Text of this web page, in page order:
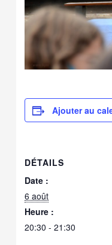
Ajouter au
DÉTAILS
Date :
6 août
Heure :
20:30 - 21:30